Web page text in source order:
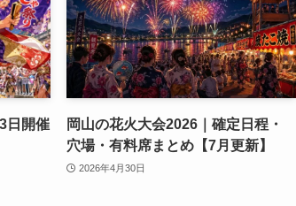
日開催
岡山の花火大会2026｜確定日程・
穴場・有料席まとめ【7月更新】
2026年4月30日